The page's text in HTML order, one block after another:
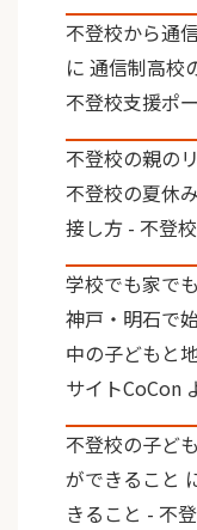
不登校から通
に 通信制高校
不登校支援ポ
不登校の親の
不登校の夏休
接し方 - 不登
学校でも家で
神戸・明石で
中の子どもと
サイトCoCon
不登校の子ど
ができること
きること - 不